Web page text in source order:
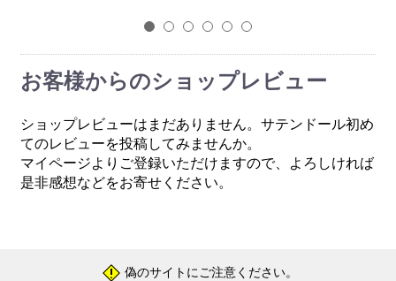
1 2 3 4 5 6
お客様からのショップレビュー
ショップレビューはまだありません。サテンドール初め
てのレビューを投稿してみませんか。
マイページよりご登録いただけますので、よろしければ
是非感想などをお寄せください。
! 偽のサイトにご注意ください。